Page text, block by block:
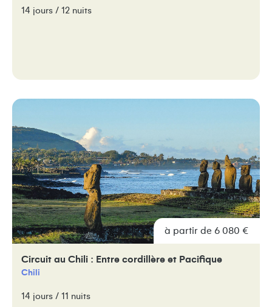
14 jours / 12 nuits
à partir de 6 080 €
Circuit au Chili : Entre cordillère et Pacifique
Chili
14 jours / 11 nuits